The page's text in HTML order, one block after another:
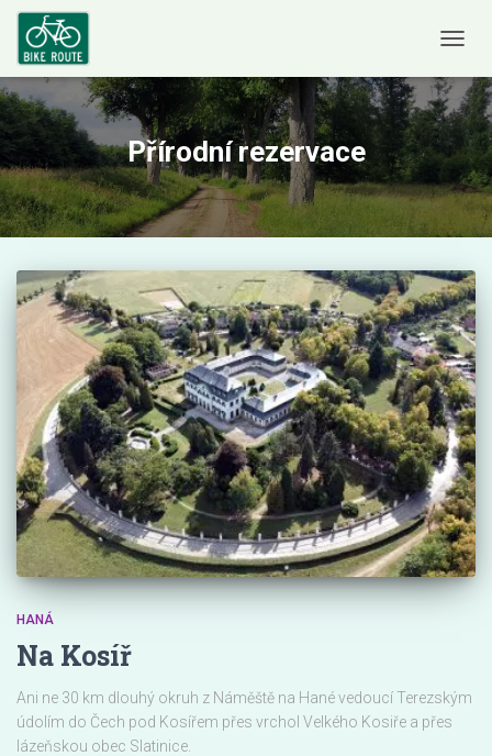
Přírodní rezervace
HANÁ
Na Kosíř
Ani ne 30 km dlouhý okruh z Náměště na Hané vedoucí Terezským
údolím do Čech pod Kosířem přes vrchol Velkého Kosiře a přes
lázeňskou obec Slatinice.